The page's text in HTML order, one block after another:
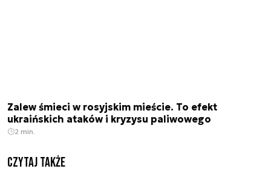
Zalew śmieci w rosyjskim mieście. To efekt
ukraińskich ataków i kryzysu paliwowego
2 min.
Czytaj także